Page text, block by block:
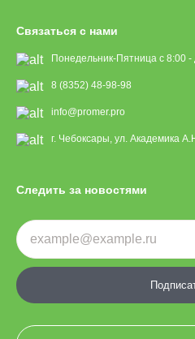
Связаться с нами
Понедельник-Пятница с 8:00 -
8 (8352) 48-98-98
info@promer.pro
г. Чебоксары, ул. Академика
Следить за новостями